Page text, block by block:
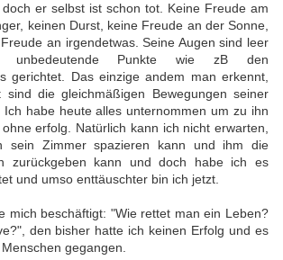
er selbst ist schon tot. Keine Freude am
keinen Durst, keine Freude an der Sonne,
an irgendetwas. Seine Augen sind leer
Punkte wie zB den
gerichtet. Das einzige andem man erkennt,
die gleichmäßigen Bewegungen seiner
Ich habe heute alles unternommen um zu ihn
erfolg. Natürlich kann ich nicht erwarten,
sein Zimmer spazieren kann und ihm die
zurückgeben kann und doch habe ich es
und umso enttäuschter bin ich jetzt.
mich beschäftigt: "Wie rettet man ein Leben?
den bisher hatte ich keinen Erfolg und es
gegangen.